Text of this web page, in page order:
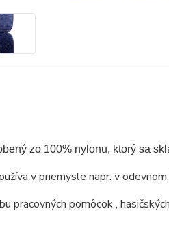
zo 100% nylonu, ktorý sa
v priemysle napr. v
pracovných pomôcok ,